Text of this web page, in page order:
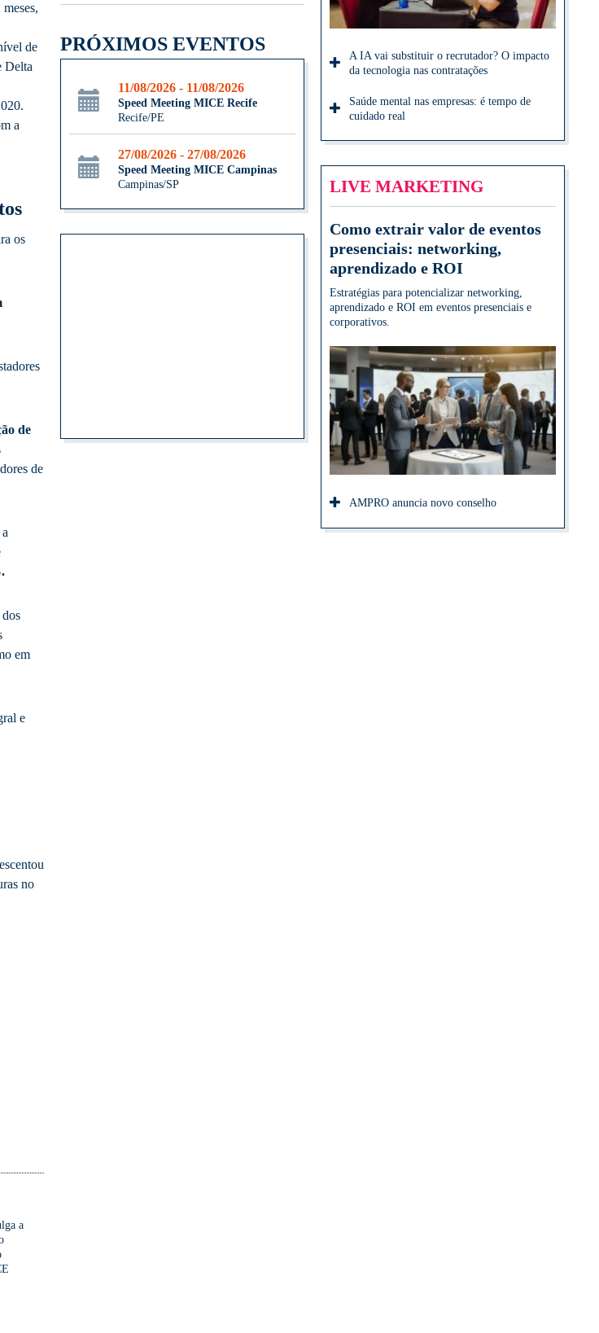
de
Delta
a
os
de
de
em
e
no
a
PRÓXIMOS EVENTOS
11/08/2026 - 11/08/2026
Speed Meeting MICE Recife
Recife/PE
27/08/2026 - 27/08/2026
Speed Meeting MICE Campinas
Campinas/SP
A IA vai substituir o recrutador? O impacto
da tecnologia nas contratações
Saúde mental nas empresas: é tempo de
cuidado real
LIVE MARKETING
Como extrair valor de eventos
presenciais: networking,
aprendizado e ROI
Estratégias para potencializar networking,
aprendizado e ROI em eventos presenciais e
corporativos.
AMPRO anuncia novo conselho